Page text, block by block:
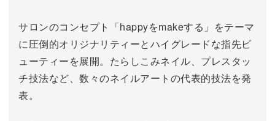
サロンのコンセプト「happyをmakeする」をテーマ
に圧倒的オリジナリティーとハイグレードな指先ビ
ューティーを展開。 たらしこみネイル、プレスタッ
チ技法など、数々のネイルアートの代表的技法を発
表。